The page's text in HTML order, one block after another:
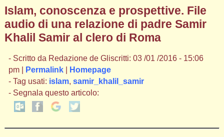
Islam, conoscenza e prospettive. File
audio di una relazione di padre Samir
Khalil Samir al clero di Roma
- Scritto da Redazione de Gliscritti: 03 /01 /2016 - 15:06
pm |
Permalink|
Homepage
- Tag usati: islam, samir_khalil_samir
- Segnala questo articolo: